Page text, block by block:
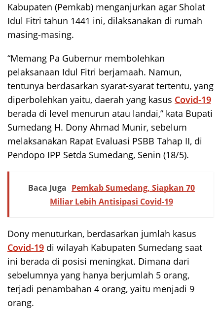
Kabupaten (Pemkab) menganjurkan agar Sholat
Idul Fitri tahun 1441 ini, dilaksanakan di rumah
masing-masing.
“Memang Pa Gubernur membolehkan
pelaksanaan Idul Fitri berjamaah. Namun,
tentunya berdasarkan syarat-syarat tertentu, yang
diperbolehkan yaitu, daerah yang kasus Covid-19
berada di level menurun atau landai,” kata Bupati
Sumedang H. Dony Ahmad Munir, sebelum
melaksanakan Rapat Evaluasi PSBB Tahap II, di
Pendopo IPP Setda Sumedang, Senin (18/5).
Baca Juga Pemkab Sumedang, Siapkan 70
Miliar Lebih Antisipasi Covid-19
Dony menuturkan, berdasarkan jumlah kasus
Covid-19 di wilayah Kabupaten Sumedang saat
ini berada di posisi meningkat. Dimana dari
sebelumnya yang hanya berjumlah 5 orang,
terjadi penambahan 4 orang, yaitu menjadi 9
orang.